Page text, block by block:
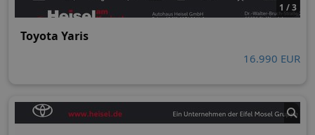
1 / 3
Toyota Yaris
16.990 EUR